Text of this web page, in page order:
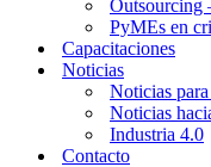
Outsourcing
PyMEs en
Capacitaciones
Noticias
Noticias
Noticias
Industria 4.0
Contacto